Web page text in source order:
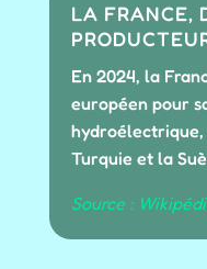
LA FRANCE,
En 2024, la
européen pour
Turquie et la
Source :